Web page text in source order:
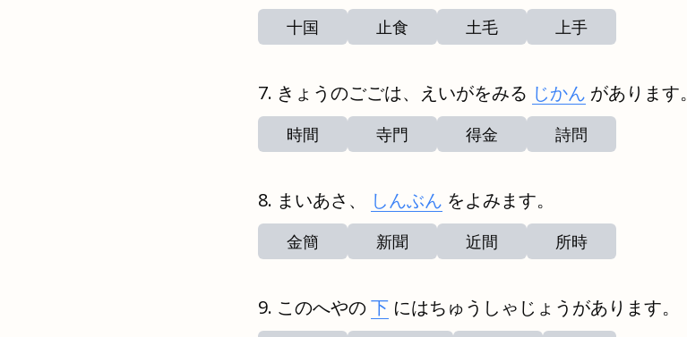
十国 止食 土毛 上手
きょうのごごは、えいがをみる じかん があります。
時間 寺門 得金 詩問
まいあさ、 しんぶん をよみます。
金簡 新聞 近間 所時
このへやの 下 にはちゅうしゃじょうがあります。